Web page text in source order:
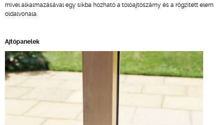
mivel alkalmazásával egy síkba hozható a tolóajtószárny és a rögzített elem
oldalvonala.
Ajtópanelek